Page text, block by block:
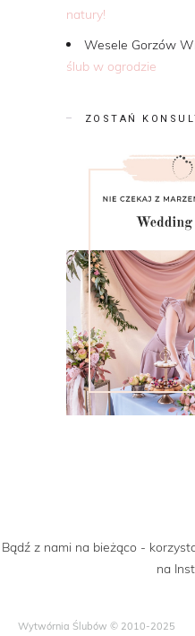
natury!
Wesele Gorzów
ślub w ogrodzie
ZOSTAŃ
Bądź z nami na bieżąco -
na
Wytwórnia Ślubów © 2010-2025